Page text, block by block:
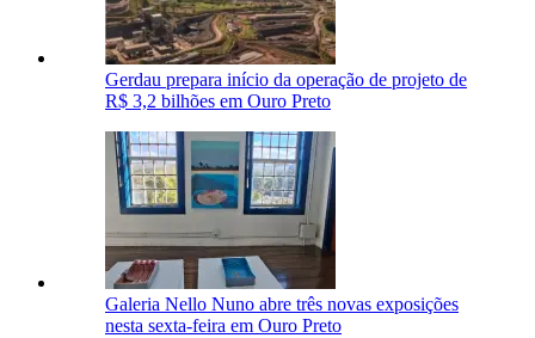
Gerdau prepara início da operação de projeto de
R$ 3,2 bilhões em Ouro Preto
Galeria Nello Nuno abre três novas exposições
nesta sexta-feira em Ouro Preto